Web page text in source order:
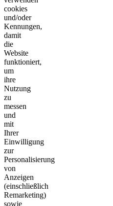
cookies
und/oder
Kennungen,
damit
die
Website
funktioniert,
um
ihre
Nutzung
zu
messen
und
mit
Ihrer
Einwilligung
zur
Personalisierung
von
Anzeigen
(einschließlich
Remarketing)
sowie